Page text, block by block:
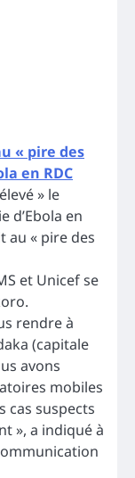
« pire des
en RDC
» le
d’Ebola en
au « pire des
et Unicef se
rendre à
(capitale
avons
mobiles
cas suspects
», a indiqué à